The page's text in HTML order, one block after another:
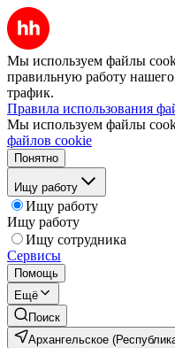
Мы используем файлы
правильную работу нашего
трафик.
Правила использования
Мы используем файлы
файлов cookie
Понятно
Ищу работу
Ищу работу
Ищу работу
Ищу сотрудника
Сервисы
Помощь
Ещё
Поиск
Архангельское